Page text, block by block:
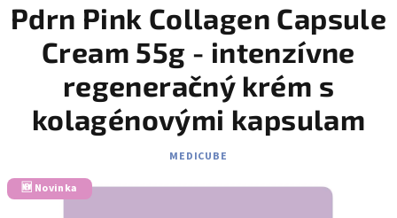
košík
Pdrn Pink Collagen Capsule
Cream 55g - intenzívne
regeneračný krém s
kolagénovými kapsulam
MEDICUBE
🆕 Novinka